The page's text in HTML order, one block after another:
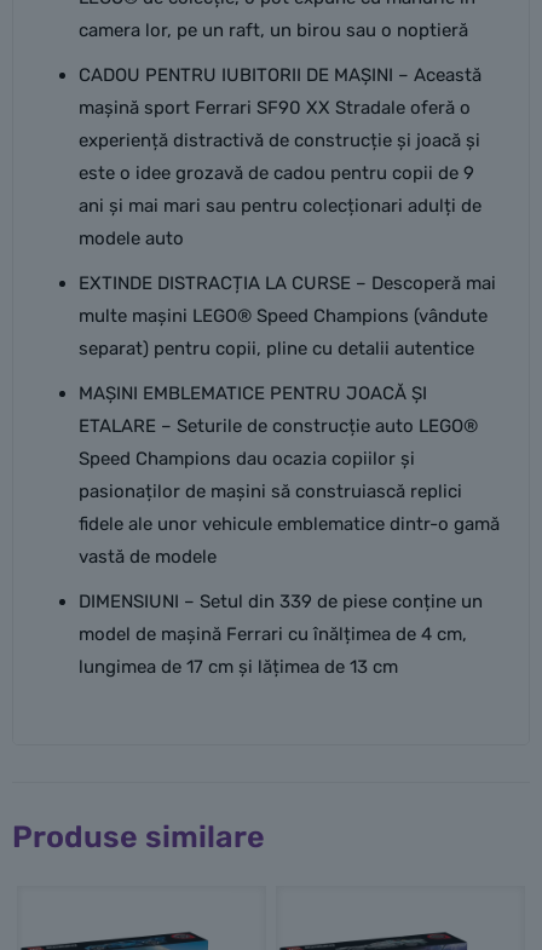
camera lor, pe un raft, un birou sau o noptieră
CADOU PENTRU IUBITORII DE MAȘINI – Această
mașină sport Ferrari SF90 XX Stradale oferă o
experiență distractivă de construcție și joacă și
este o idee grozavă de cadou pentru copii de 9
ani și mai mari sau pentru colecționari adulți de
modele auto
EXTINDE DISTRACȚIA LA CURSE – Descoperă mai
multe mașini LEGO® Speed Champions (vândute
separat) pentru copii, pline cu detalii autentice
MAȘINI EMBLEMATICE PENTRU JOACĂ ȘI
ETALARE – Seturile de construcție auto LEGO®
Speed Champions dau ocazia copiilor și
pasionaților de mașini să construiască replici
fidele ale unor vehicule emblematice dintr-o gamă
vastă de modele
DIMENSIUNI – Setul din 339 de piese conține un
model de mașină Ferrari cu înălțimea de 4 cm,
lungimea de 17 cm și lățimea de 13 cm
Produse similare